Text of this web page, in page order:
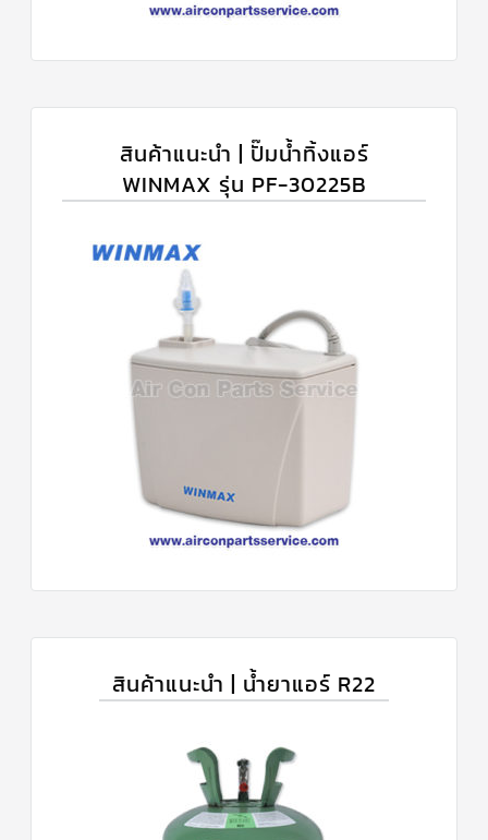
สินค้าแนะนำ | ปั๊มน้ำทิ้งแอร์
WINMAX รุ่น PF-30225B
สินค้าแนะนำ | น้ำยาแอร์ R22